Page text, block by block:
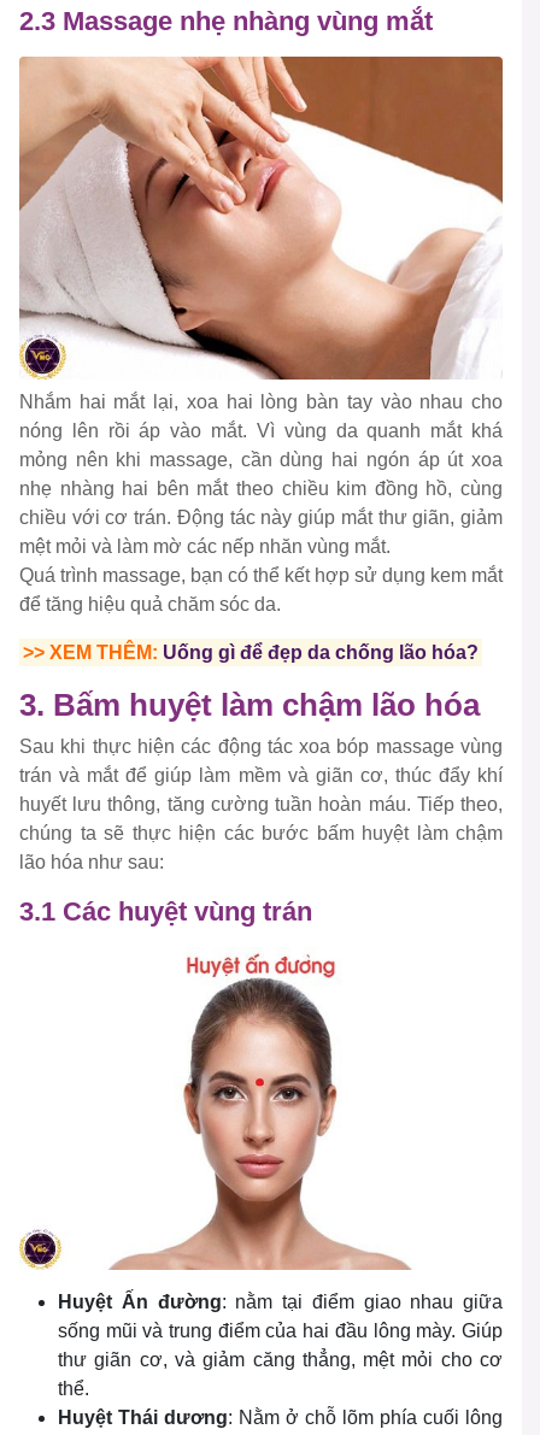
2.3 Massage nhẹ nhàng vùng mắt
Nhắm hai mắt lại, xoa hai lòng bàn tay vào nhau cho
nóng lên rồi áp vào mắt. Vì vùng da quanh mắt khá
mỏng nên khi massage, cần dùng hai ngón áp út xoa
nhẹ nhàng hai bên mắt theo chiều kim đồng hồ, cùng
chiều với cơ trán. Động tác này giúp mắt thư giãn, giảm
mệt mỏi và làm mờ các nếp nhăn vùng mắt.
Quá trình massage, bạn có thể kết hợp sử dụng kem mắt
để tăng hiệu quả chăm sóc da.
>> XEM THÊM: Uống gì để đẹp da chống lão hóa?
3. Bấm huyệt làm chậm lão hóa
Sau khi thực hiện các động tác xoa bóp massage vùng
trán và mắt để giúp làm mềm và giãn cơ, thúc đẩy khí
huyết lưu thông, tăng cường tuần hoàn máu. Tiếp theo,
chúng ta sẽ thực hiện các bước bấm huyệt làm chậm
lão hóa như sau:
3.1 Các huyệt vùng trán
Huyệt Ấn đường: nằm tại điểm giao nhau giữa
sống mũi và trung điểm của hai đầu lông mày. Giúp
thư giãn cơ, và giảm căng thẳng, mệt mỏi cho cơ
thể.
Huyệt Thái dương: Nằm ở chỗ lõm phía cuối lông